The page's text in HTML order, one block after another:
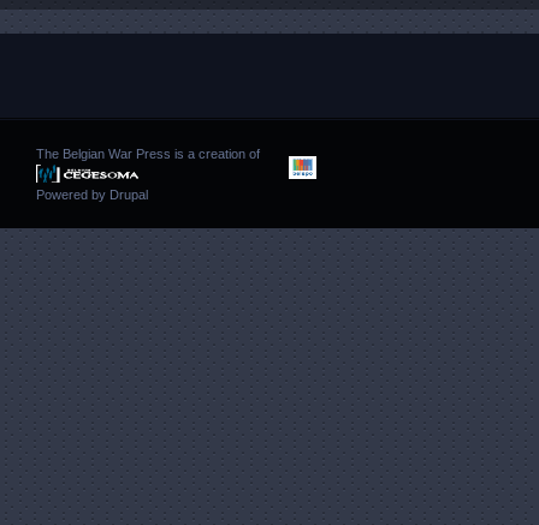
The Belgian War Press is a creation of
Powered by Drupal